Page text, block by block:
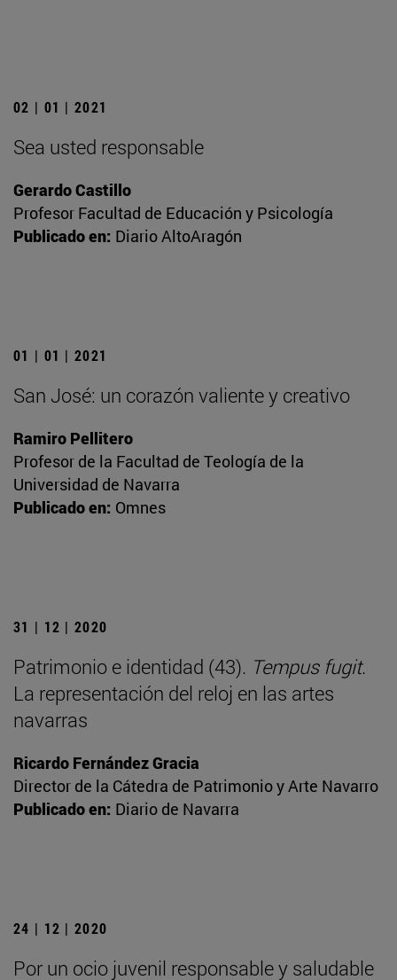
02 | 01 | 2021
Sea usted responsable
Gerardo Castillo
Profesor Facultad de Educación y Psicología
Publicado en: Diario AltoAragón
01 | 01 | 2021
San José: un corazón valiente y creativo
Ramiro Pellitero
Profesor de la Facultad de Teología de la
Universidad de Navarra
Publicado en: Omnes
31 | 12 | 2020
Patrimonio e identidad (43). Tempus fugit.
La representación del reloj en las artes
navarras
Ricardo Fernández Gracia
Director de la Cátedra de Patrimonio y Arte Navarro
Publicado en: Diario de Navarra
24 | 12 | 2020
Por un ocio juvenil responsable y saludable